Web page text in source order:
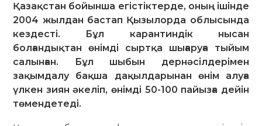
Қазақстан бойынша егістіктерде, оның ішінде
2004 жылдан бастап Қызылорда облысында
кездесті. Бұл карантиндік нысан
болғандықтан өнімді сыртқа шығаруға тыйым
салынған. Бұл шыбын дернәсілдерімен
зақымдалу бақша дақылдарынан өнім алуға
үлкен зиян әкеліп, өнімді 50-100 пайызға дейін
төмендетеді.